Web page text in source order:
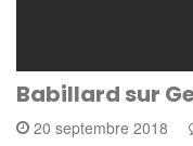
Babillard sur
20 septembre 2018